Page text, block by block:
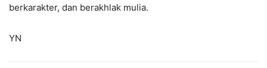
berkarakter, dan berakhlak mulia.
YN